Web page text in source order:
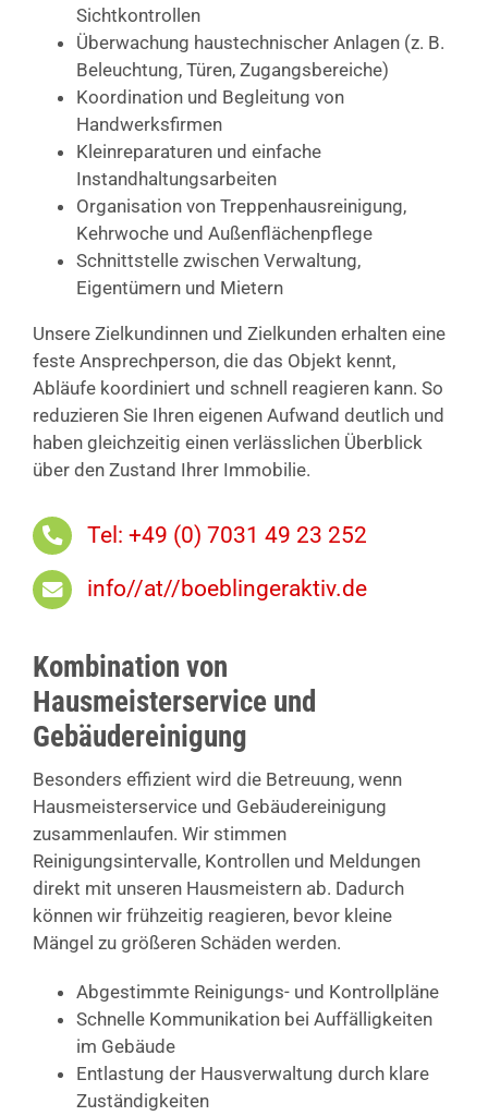
Sichtkontrollen
Überwachung haustechnischer Anlagen (z. B.
Beleuchtung, Türen, Zugangsbereiche)
Koordination und Begleitung von
Handwerksfirmen
Kleinreparaturen und einfache
Instandhaltungsarbeiten
Organisation von Treppenhausreinigung,
Kehrwoche und Außenflächenpflege
Schnittstelle zwischen Verwaltung,
Eigentümern und Mietern
Unsere Zielkundinnen und Zielkunden erhalten eine
feste Ansprechperson, die das Objekt kennt,
Abläufe koordiniert und schnell reagieren kann. So
reduzieren Sie Ihren eigenen Aufwand deutlich und
haben gleichzeitig einen verlässlichen Überblick
über den Zustand Ihrer Immobilie.
Tel: +49 (0) 7031 49 23 252
info//at//boeblingeraktiv.de
Kombination von
Hausmeisterservice und
Gebäudereinigung
Besonders effizient wird die Betreuung, wenn
Hausmeisterservice und Gebäudereinigung
zusammenlaufen. Wir stimmen
Reinigungsintervalle, Kontrollen und Meldungen
direkt mit unseren Hausmeistern ab. Dadurch
können wir frühzeitig reagieren, bevor kleine
Mängel zu größeren Schäden werden.
Abgestimmte Reinigungs- und Kontrollpläne
Schnelle Kommunikation bei Auffälligkeiten
im Gebäude
Entlastung der Hausverwaltung durch klare
Zuständigkeiten